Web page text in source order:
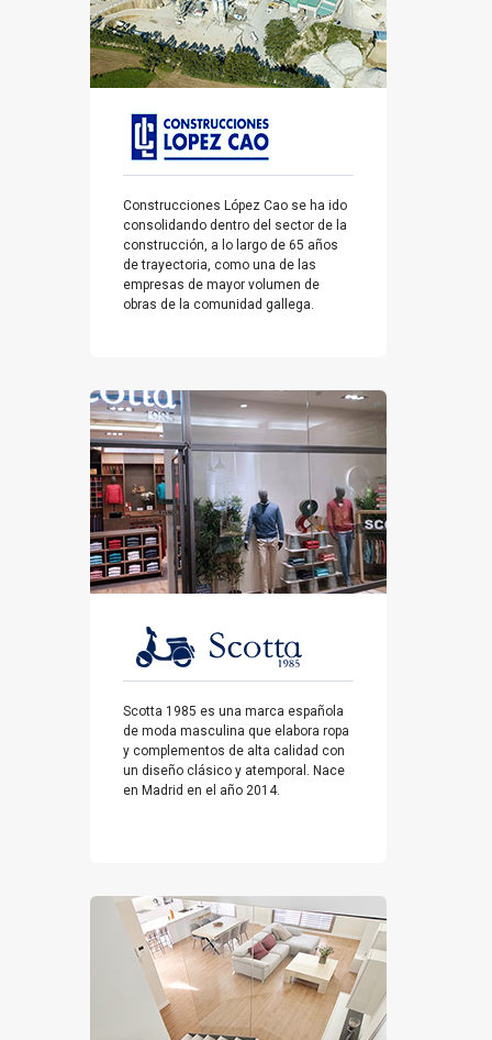
Construcciones López Cao se ha ido
consolidando dentro del sector de la
construcción, a lo largo de 65 años
de trayectoria, como una de las
empresas de mayor volumen de
obras de la comunidad gallega.
Scotta 1985 es una marca española
de moda masculina que elabora ropa
y complementos de alta calidad con
un diseño clásico y atemporal. Nace
en Madrid en el año 2014.